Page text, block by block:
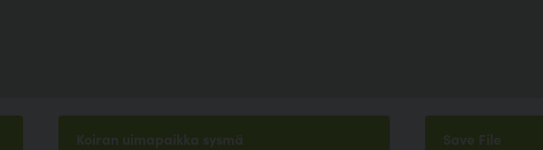
Koiran uimapaikka sysmä Save File